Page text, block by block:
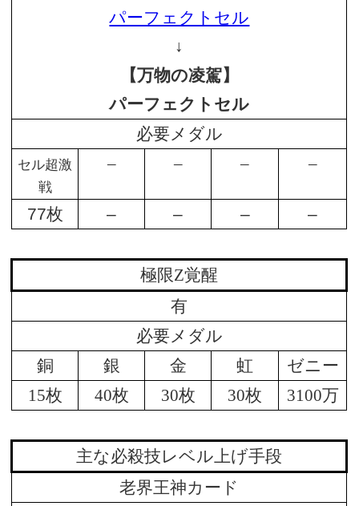
パーフェクトセル
↓
【万物の凌駕】
パーフェクトセル
必要メダル
セル超激
戦
– – – –
77枚 – – – –
極限Z覚醒
有
必要メダル
銅
銀 金 虹
ゼニー
15枚
40枚 30枚 30枚 3100万
主な必殺技レベル上げ手段
老界王神カード